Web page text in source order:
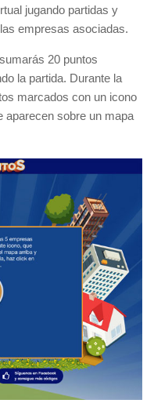
jugando partidas y
empresas asociadas.
20 puntos
la partida. Durante la
marcados con un icono
aparecen sobre un mapa